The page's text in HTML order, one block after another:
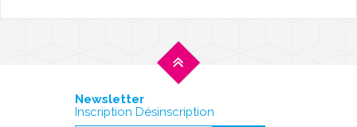
Newsletter
Inscription Désinscription